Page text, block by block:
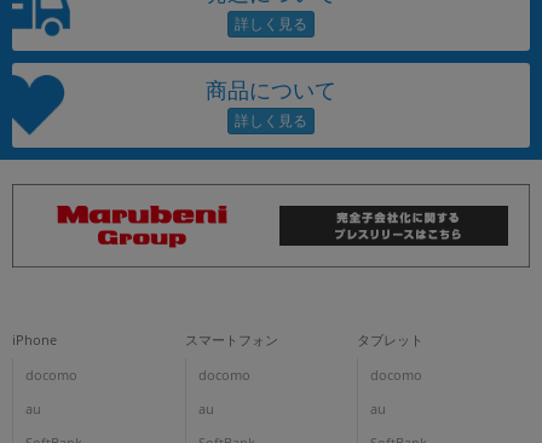
商品について
iPhone
docomo
au
スマートフォン
docomo
au
タブレット
docomo
au